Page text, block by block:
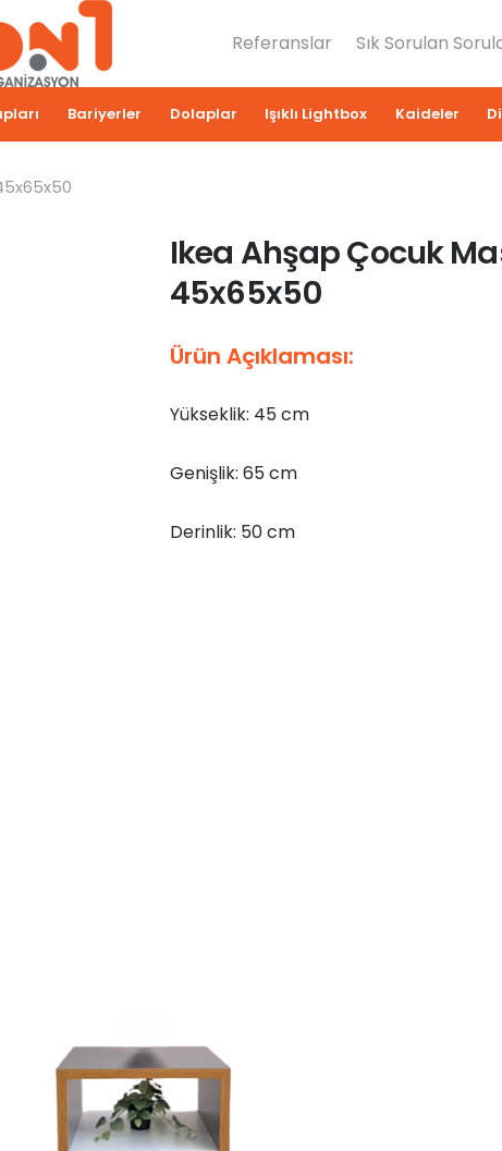
Referanslar Sık Sorulan
Bariyerler Dolaplar Işıklı Lightbox Kaideler
Ikea Ahşap Çocuk
45x65x50
Ürün Açıklaması:
Yükseklik: 45 cm
Genişlik: 65 cm
Derinlik: 50 cm